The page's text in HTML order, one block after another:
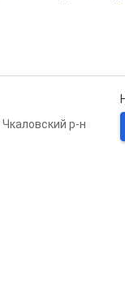
Чкаловский р-н